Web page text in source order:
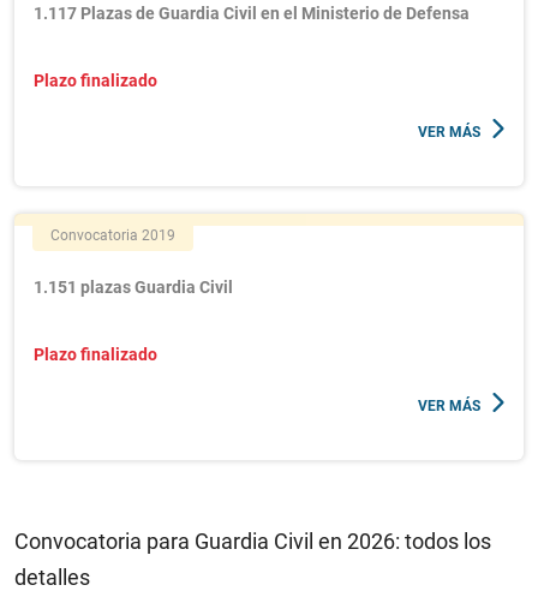
1.117 Plazas de Guardia Civil en el Ministerio de Defensa
Plazo finalizado
VER MÁS
Convocatoria 2019
1.151 plazas Guardia Civil
Plazo finalizado
VER MÁS
Convocatoria para Guardia Civil en 2026: todos los
detalles